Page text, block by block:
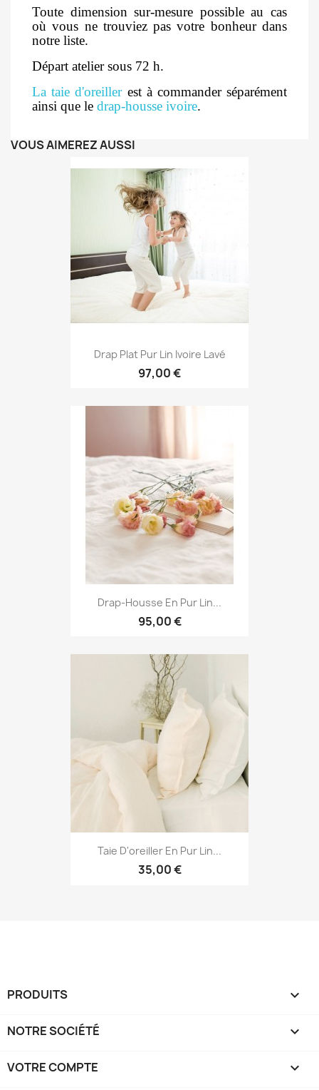
Toute dimension sur-mesure possible au cas
où vous ne trouviez pas votre bonheur dans
notre liste.
Départ atelier sous 72 h.
La taie d'oreillerest à commander séparément
ainsi que le drap-housse ivoire.
VOUS AIMEREZ AUSSI
Drap Plat Pur Lin Ivoire Lavé
97,00 €
Drap-Housse En Pur Lin...
95,00 €
Taie D'oreiller En Pur Lin...
35,00 €
PRODUITS 
NOTRE SOCIÉTÉ 
VOTRE COMPTE 